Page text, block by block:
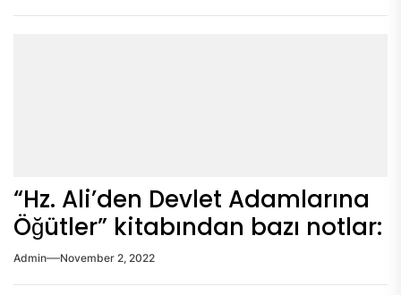
“Hz. Ali’den Devlet Adamlarına
Öğütler” kitabından bazı notlar:
Admin November 2, 2022